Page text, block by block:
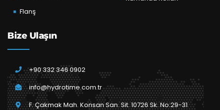
Flanş
Bize Ulaşın
+90 332 346 0902
info@hydrotime.com.tr
F. Çakmak Mah. Konsan San. Sit. 10726 Sk. No:29-31